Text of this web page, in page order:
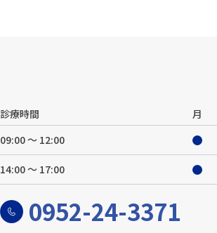
診療時間 月
09:00 ～ 12:00
14:00 ～ 17:00
0952-24-3371